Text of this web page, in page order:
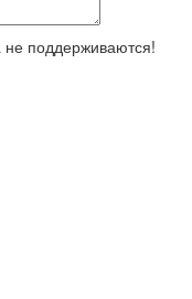
не поддерживаются!